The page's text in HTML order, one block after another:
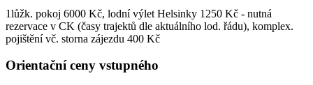
1lůžk. pokoj 6000 Kč, lodní výlet Helsinky 1250 Kč - nutná
rezervace v CK (časy trajektů dle aktuálního lod. řádu), komplex.
pojištění vč. storna zájezdu 400 Kč
Orientační ceny vstupného